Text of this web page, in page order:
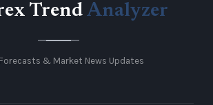
Trend Analyzer
& Market News Updates